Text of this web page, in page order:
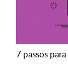
7 passos